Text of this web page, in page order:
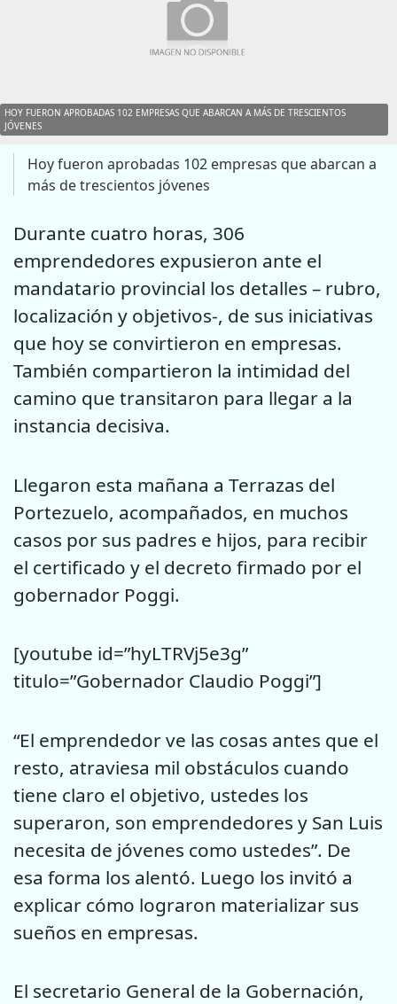
HOY FUERON APROBADAS 102 EMPRESAS QUE ABARCAN A MÁS DE TRESCIENTOS
JÓVENES
Hoy fueron aprobadas 102 empresas que abarcan a
más de trescientos jóvenes
Durante cuatro horas, 306
emprendedores expusieron ante el
mandatario provincial los detalles – rubro,
localización y objetivos-, de sus iniciativas
que hoy se convirtieron en empresas.
También compartieron la intimidad del
camino que transitaron para llegar a la
instancia decisiva.
Llegaron esta mañana a Terrazas del
Portezuelo, acompañados, en muchos
casos por sus padres e hijos, para recibir
el certificado y el decreto firmado por el
gobernador Poggi.
[youtube id=”hyLTRVj5e3g”
titulo=”Gobernador Claudio Poggi”]
“El emprendedor ve las cosas antes que el
resto, atraviesa mil obstáculos cuando
tiene claro el objetivo, ustedes los
superaron, son emprendedores y San Luis
necesita de jóvenes como ustedes”. De
esa forma los alentó. Luego los invitó a
explicar cómo lograron materializar sus
sueños en empresas.
El secretario General de la Gobernación,